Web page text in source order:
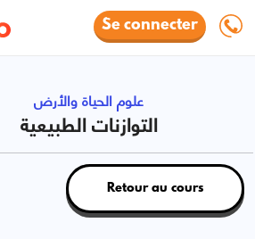
Se connecter
علوم الحياة والأرض
التوازنات الطبيعية
Retour au cours